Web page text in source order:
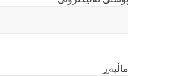
ماڵپه‌ڕ